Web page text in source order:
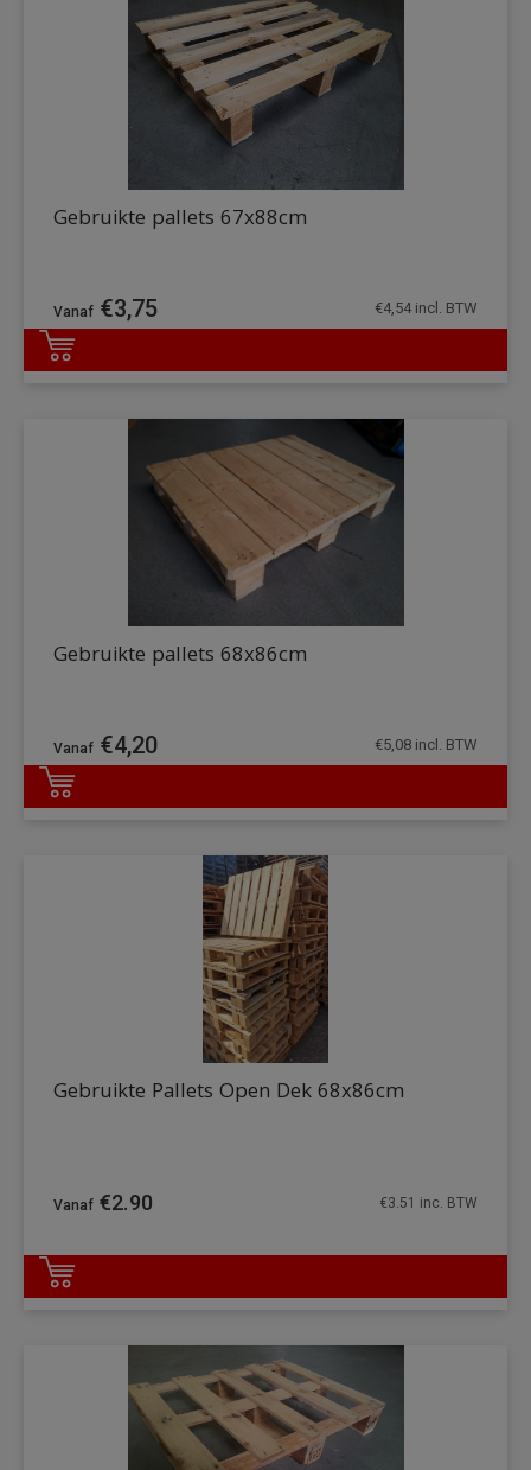
DETAILS
Gebruikte pallets 67x88cm
€3,75 €4,54 incl. BTW
DETAILS
Gebruikte pallets 68x86cm
€4,20 €5,08 incl. BTW
DETAILS
Gebruikte Pallets Open Dek 68x86cm
€2.90 €3.51 inc. BTW